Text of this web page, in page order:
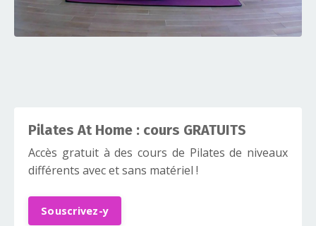
Pilates At Home : cours GRATUITS
Accès gratuit à des cours de Pilates de niveaux
différents avec et sans matériel !
Souscrivez-y